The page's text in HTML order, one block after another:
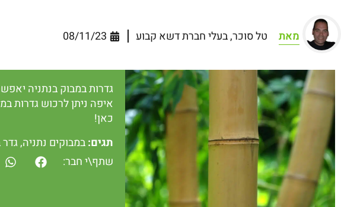
מאת טל סוכר, בעלי חברת דשא קבוע 08/11/23
גדרות במבוק בנתניה
איפה ניתן לרכוש גדרות
כאן!
תגים:במבוקים נתניה,
שתף\י חבר: